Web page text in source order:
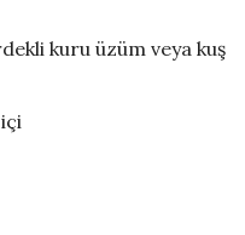
kuru üzüm veya kuş